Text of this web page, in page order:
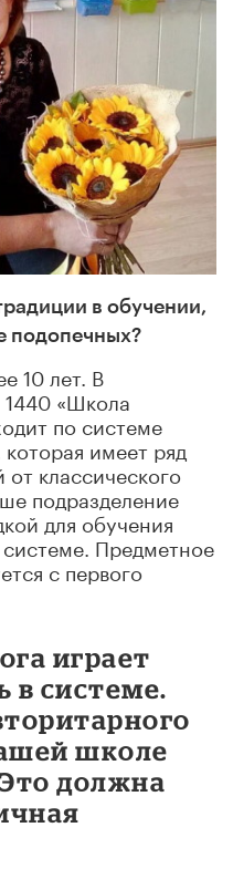
в обучении,
подопечных?
10 лет. В
«Школа
по системе
имеет ряд
классического
подразделение
для обучения
Предметное
с первого
играет
системе.
школе
должна